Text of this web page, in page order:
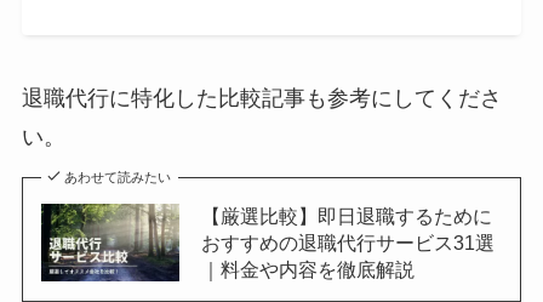
退職代行に特化した比較記事も参考にしてくださ
い。
あわせて読みたい
【厳選比較】即日退職するために
おすすめの退職代行サービス31選
｜料金や内容を徹底解説